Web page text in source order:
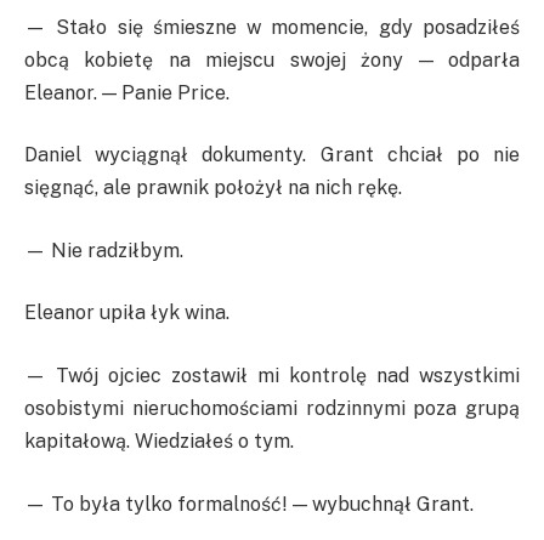
— Stało się śmieszne w momencie, gdy posadziłeś
obcą kobietę na miejscu swojej żony — odparła
Eleanor. — Panie Price.
Daniel wyciągnął dokumenty. Grant chciał po nie
sięgnąć, ale prawnik położył na nich rękę.
— Nie radziłbym.
Eleanor upiła łyk wina.
— Twój ojciec zostawił mi kontrolę nad wszystkimi
osobistymi nieruchomościami rodzinnymi poza grupą
kapitałową. Wiedziałeś o tym.
— To była tylko formalność! — wybuchnął Grant.